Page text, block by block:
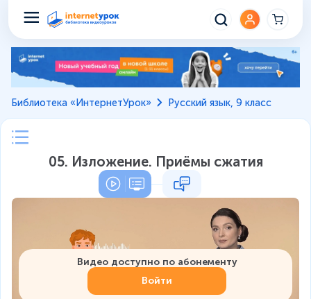
Библиотека «ИнтернетУрок» Русский язык, 9 класс
05. Изложение. Приёмы сжатия
Видео доступно по абонементу
Войти